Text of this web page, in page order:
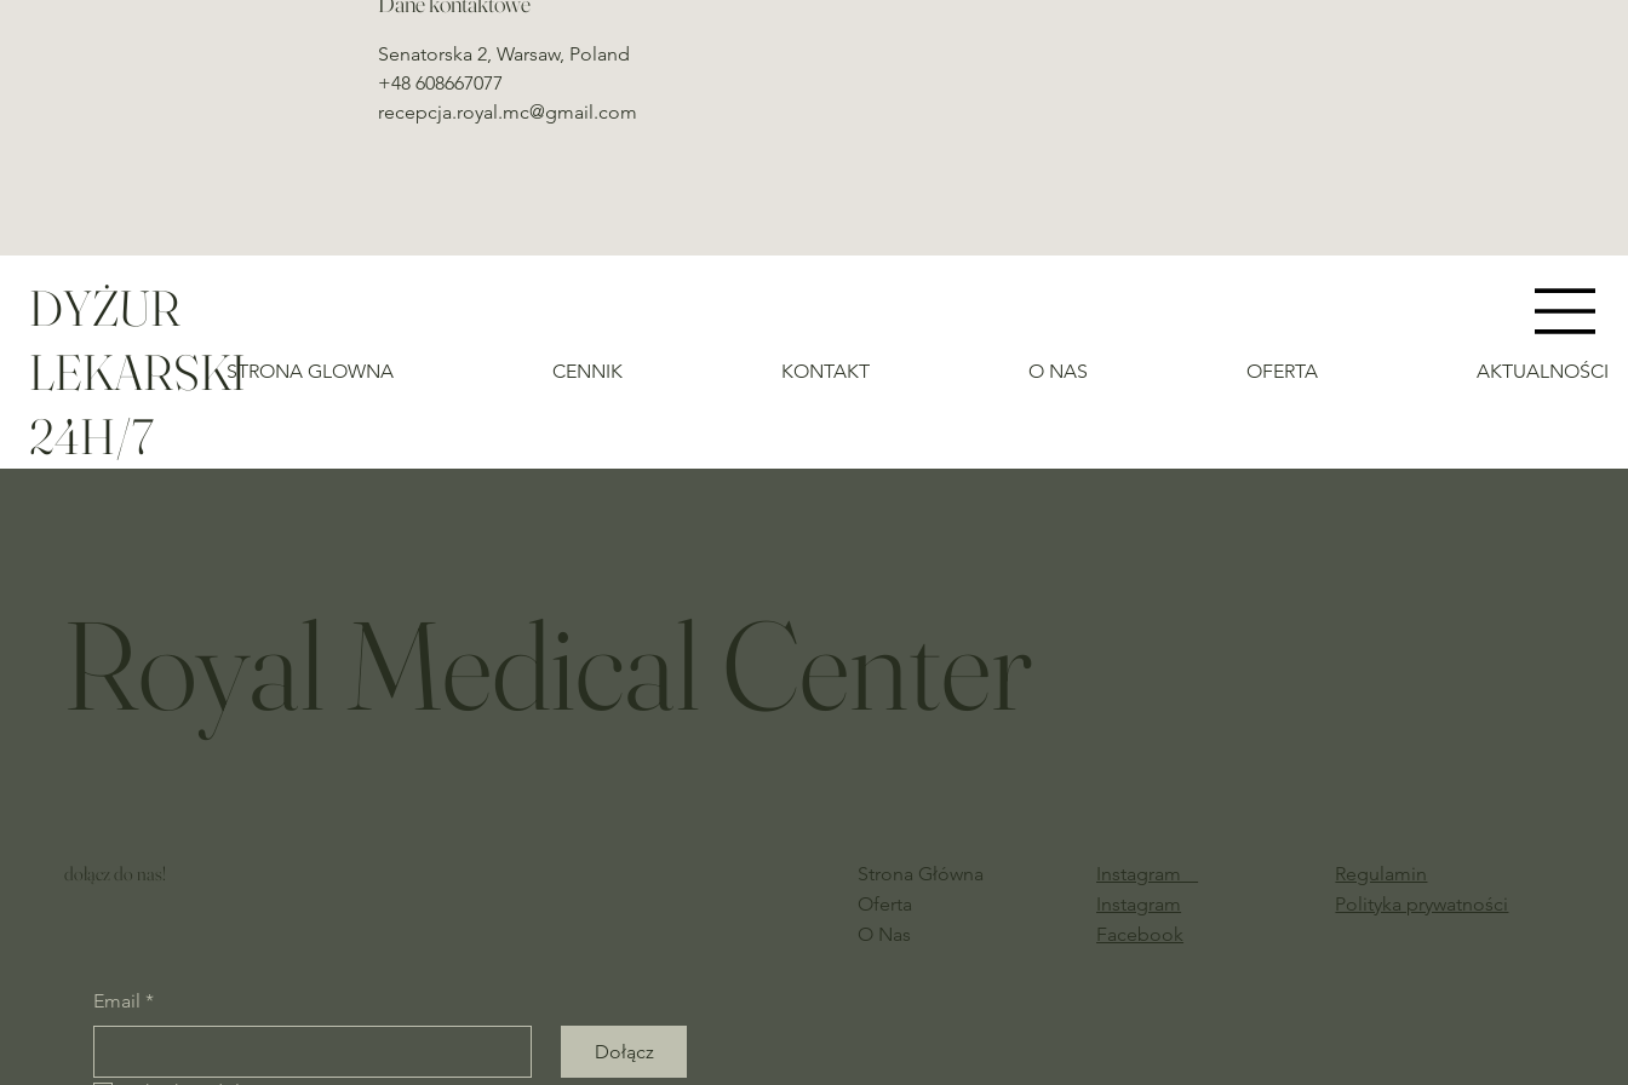
DYŻUR
LEKARSKI
24H/7
STRONA GLOWNA CENNIK KONTAKT O NAS OFERTA AKTUALNOŚCI
Senatorska 2, Warsaw, Poland
+48 608667077
recepcja.royal.mc@gmail.com
Royal Medical Center
dołącz do nas!
Instagram
Instagram
Facebook
Strona Główna
Oferta
O Nas
Regulamin
Polityka prywatności
Email *
Dołącz